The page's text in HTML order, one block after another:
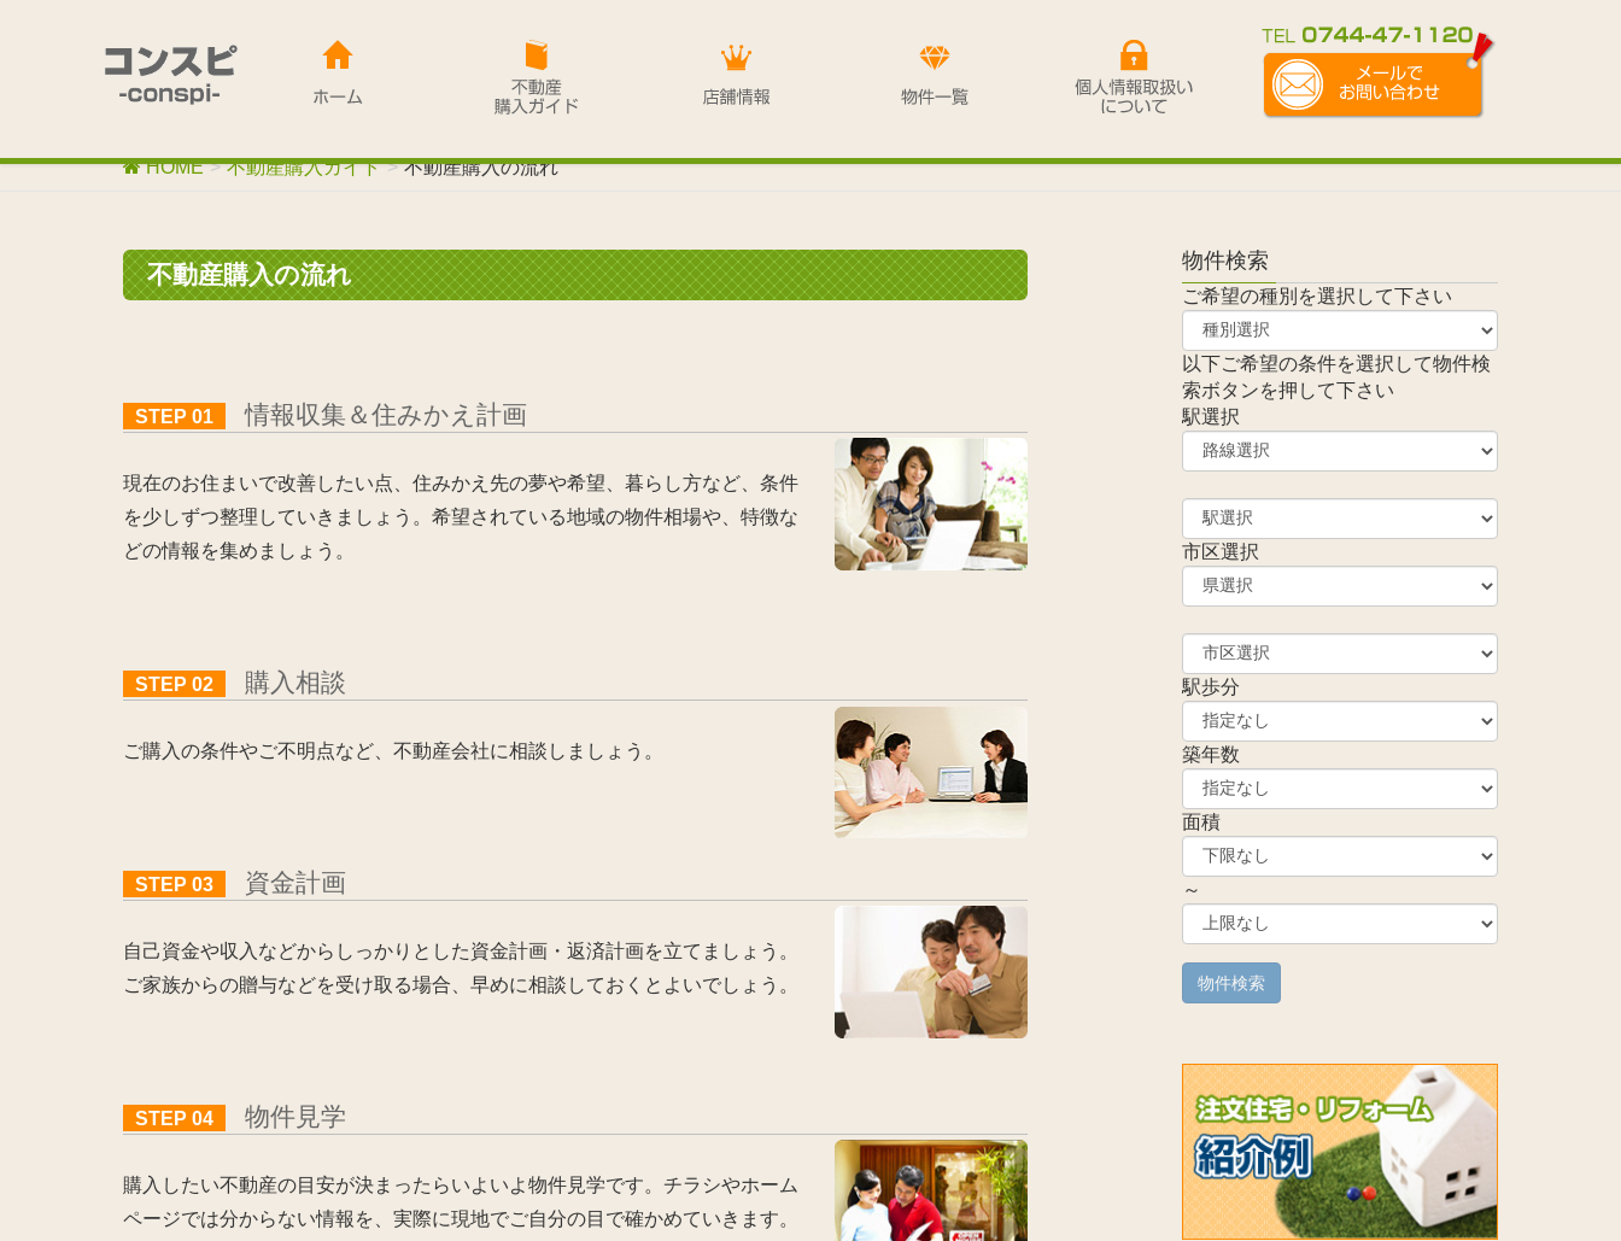
HOME 不動産購入ガイド 不動産購入の流れ
不動産購入の流れ
STEP 01 情報収集＆住みかえ計画
現在のお住まいで改善したい点、住みかえ先の夢や希望、暮らし方など、条件
を少しずつ整理していきましょう。希望されている地域の物件相場や、特徴な
どの情報を集めましょう。
STEP 02 購入相談
ご購入の条件やご不明点など、不動産会社に相談しましょう。
STEP 03 資金計画
自己資金や収入などからしっかりとした資金計画・返済計画を立てましょう。
ご家族からの贈与などを受け取る場合、早めに相談しておくとよいでしょう。
STEP 04 物件見学
購入したい不動産の目安が決まったらいよいよ物件見学です。チラシやホーム
ページでは分からない情報を、実際に現地でご自分の目で確かめていきます。
物件検索
ご希望の種別を選択して下さい
以下ご希望の条件を選択して物件検
索ボタンを押して下さい
駅選択
市区選択
駅歩分
築年数
面積
～